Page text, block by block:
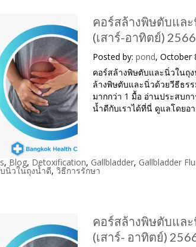
คอร์สล้างพิษตับแล
(เสาร์-อาทิตย์) 2566
Posted by: pond, October
คอร์สล้างพิษตับและนิ่วในถุ
ล้างพิษตับและนิ่วด้วยวีธีธร
มากกว่า 1 มื้อ อ่านประสบก
น้ำดีกับเราได้ที่นี่ ดูแลโดยอ
, Blog, Detoxification, Gallbladder, Gallbladder
นิ่วในถุงน้ำดี, วิธีการรักษา
คอร์สล้างพิษตับแล
(เสาร์- อาทิตย์)